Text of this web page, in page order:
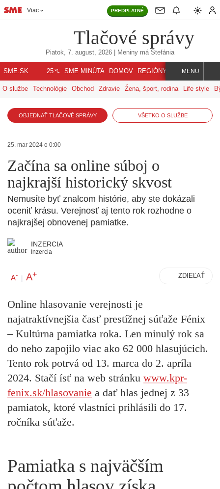
Viac PREDPLATNÉ
Tlačové správy
Piatok, 7. august, 2026 | Meniny má Štefánia
SME.SK 25℃ SME MINÚTA DOMOV REGIÓNY INDEX SVET
MENU
O službe Technológie Obchod Zdravie Žena, šport, rodina Life style
OBJEDNAŤ TLAČOVÉ SPRÁVY VŠETKO O SLUŽBE
25. mar 2024 o 0:00
Začína sa online súboj o
najkrajší historický skvost
Nemusíte byť znalcom histórie, aby ste dokázali
oceniť krásu. Verejnosť aj tento rok rozhodne o
najkrajšej obnovenej pamiatke.
INZERCIA
Inzercia
A- | A+ ZDIEĽAŤ
Online hlasovanie verejnosti je
najatraktívnejšia časť prestížnej súťaže Fénix
– Kultúrna pamiatka roka. Len minulý rok sa
do neho zapojilo viac ako 62 000 hlasujúcich.
Tento rok potrvá od 13. marca do 2. apríla
2024. Stačí ísť na web stránku www.kpr-
fenix.sk/hlasovanie a dať hlas jednej z 33
pamiatok, ktoré vlastníci prihlásili do 17.
ročníka súťaže.
Pamiatka s najväčším